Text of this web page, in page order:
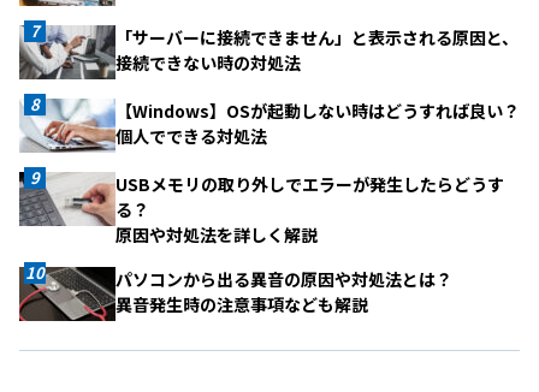
「サーバーに接続できません」と表示される原因と、
接続できない時の対処法
【Windows】OSが起動しない時はどうすれば良い？
個人でできる対処法
USBメモリの取り外しでエラーが発生したらどうす
る？
原因や対処法を詳しく解説
パソコンから出る異音の原因や対処法とは？
異音発生時の注意事項なども解説